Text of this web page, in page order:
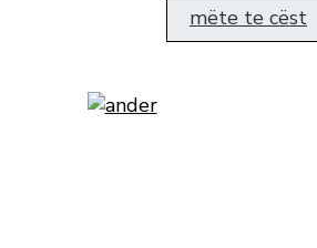
mëte te cëst